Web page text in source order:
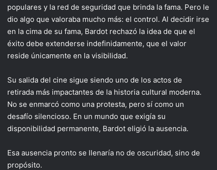
populares y la red de seguridad que brinda la fama. Pero le
dio algo que valoraba mucho más: el control. Al decidir irse
en la cima de su fama, Bardot rechazó la idea de que el
éxito debe extenderse indefinidamente, que el valor
reside únicamente en la visibilidad.
Su salida del cine sigue siendo uno de los actos de
retirada más impactantes de la historia cultural moderna.
No se enmarcó como una protesta, pero sí como un
desafío silencioso. En un mundo que exigía su
disponibilidad permanente, Bardot eligió la ausencia.
Esa ausencia pronto se llenaría no de oscuridad, sino de
propósito.